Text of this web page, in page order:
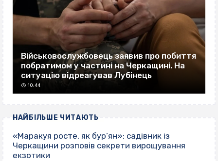
Військовослужбовець заявив про побиття
побратимом у частині на Черкащині. На
ситуацію відреагував Лубінець
10:44
НАЙБІЛЬШЕ ЧИТАЮТЬ
«Маракуя росте, як бур’ян»: садівник із
Черкащини розповів секрети вирощування
екзотики